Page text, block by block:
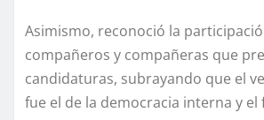
Asimismo, reconoció la
compañeros y compañeras que
candidaturas, subrayando que el
fue el de la democracia interna y